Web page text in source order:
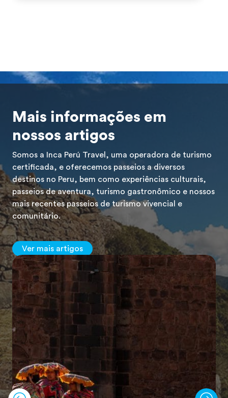
Mais informações em
nossos artigos
Somos a Inca Perú Travel, uma operadora de turismo
certificada, e oferecemos passeios a diversos
destinos no Peru, bem como experiências culturais,
passeios de aventura, turismo gastronômico e nossos
mais recentes passeios de turismo vivencial e
comunitário.
Ver mais artigos